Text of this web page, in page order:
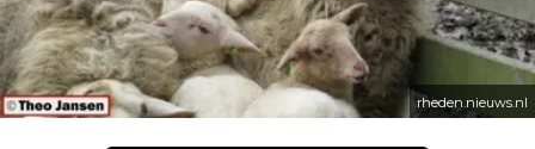
rheden.nieuws.nl